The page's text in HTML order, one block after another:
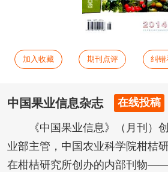
加入收藏 期刊点评 纠错
中国果业信息杂志 在线投稿
《中国果业信息》（月刊）
业部主管，中国农业科学院柑桔
在柑桔研究所创办的内部刊物——